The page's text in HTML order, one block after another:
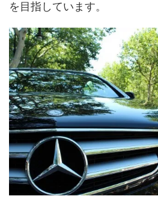
を目指しています。